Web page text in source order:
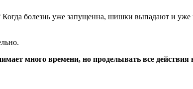
болезнь уже запущенна, шишки выпадают и уже
много времени, но проделывать все действия